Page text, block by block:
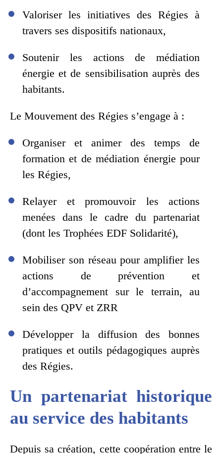
Valoriser les initiatives des Régies à
travers ses dispositifs nationaux,
Soutenir les actions de médiation
énergie et de sensibilisation auprès des
habitants.
Le Mouvement des Régies s’engage à :
Organiser et animer des temps de
formation et de médiation énergie pour
les Régies,
Relayer et promouvoir les actions
menées dans le cadre du partenariat
(dont les Trophées EDF Solidarité),
Mobiliser son réseau pour amplifier les
actions de prévention et
d’accompagnement sur le terrain, au
sein des QPV et ZRR
Développer la diffusion des bonnes
pratiques et outils pédagogiques auprès
des Régies.
Un partenariat historique
au service des habitants
Depuis sa création, cette coopération entre le